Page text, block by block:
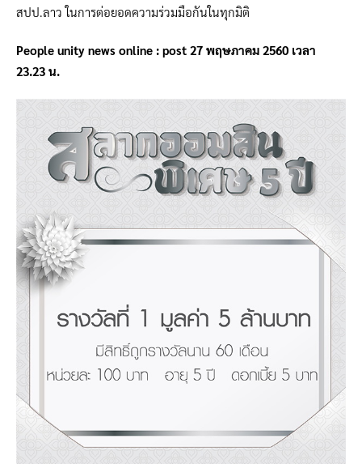
สปป.ลาว ในการต่อยอดความร่วมมือกันในทุกมิติ
People unity news online : post 27 พฤษภาคม 2560 เวลา
23.23 น.